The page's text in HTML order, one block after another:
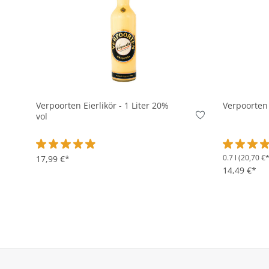
Verpoorten Eierlikör - 1 Liter 20%
vol
Durchschnittliche Bewertung von 4.8 von 5 Sternen
17,99 €*
In den Korb
0.7 l (20,70
14,49 €*